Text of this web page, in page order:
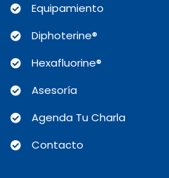
Equipamiento
Diphoterine®
Hexafluorine®
Asesoría
Agenda Tu Charla
Contacto